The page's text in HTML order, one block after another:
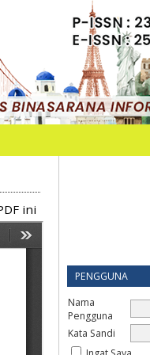
PENGGUNA
Nama
Pengguna
Kata Sandi
ini